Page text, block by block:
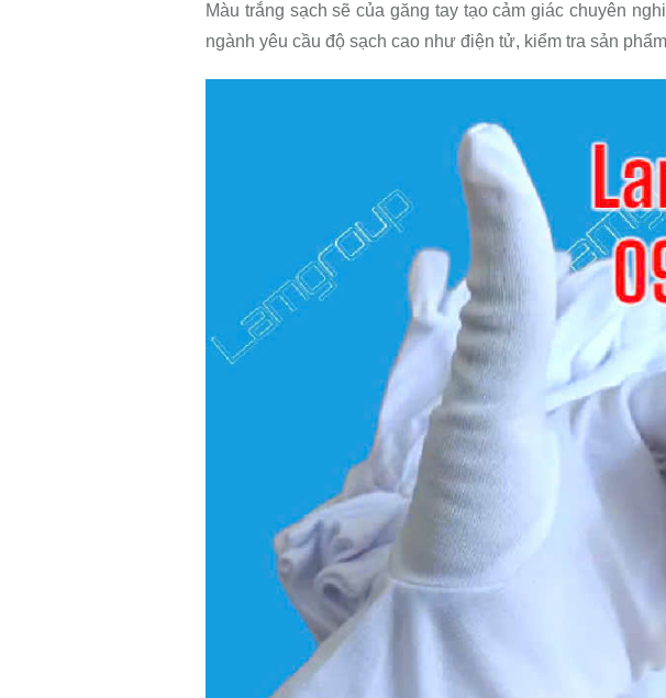
Màu trắng sạch sẽ của găng tay tạo cảm giác chuyên
ngành yêu cầu độ sạch cao như điện tử, kiểm tra sản